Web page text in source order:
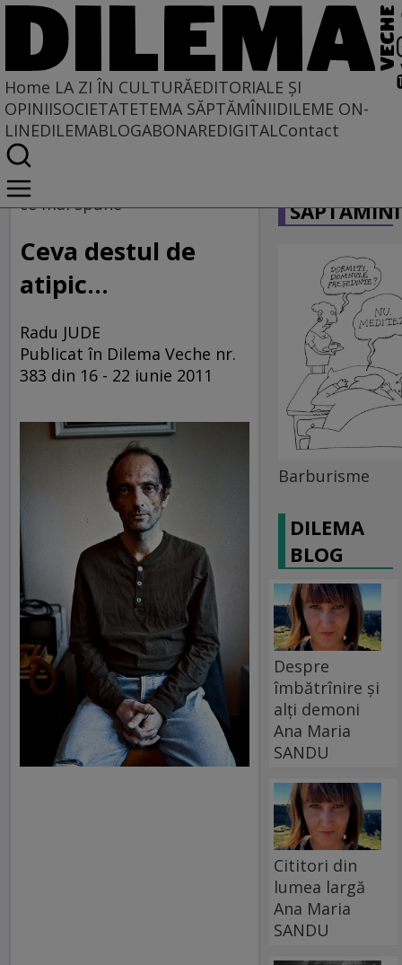
Home LA ZI ÎN CULTURĂEDITORIALE ȘI
OPINIISOCIETATETEMA SĂPTĂMÎNIIDILEME ON-
LINEDILEMABLOGABONAREDIGITALContact
Home
La zi în cultură
ce mai spune
Ceva destul de
atipic...
Radu JUDE
Publicat în Dilema Veche nr.
383 din 16 - 22 iunie 2011
Barburisme
DILEMA
BLOG
Despre
îmbătrînire și
alți demoni
Ana Maria
SANDU
Cititori din
lumea largă
Ana Maria
SANDU